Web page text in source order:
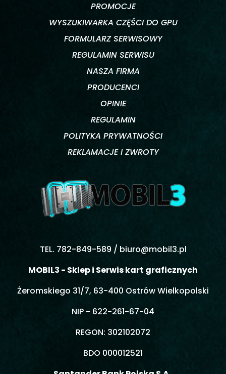
PROMOCJE
WYSZUKIWARKA CZĘŚCI DO GPU
FORMULARZ SERWISOWY
REGULAMIN SERWISU
NASZA FIRMA
PRODUCENCI
OPINIE
REGULAMIN
POLITYKA PRYWATNOŚCI
REKLAMACJE I ZWROTY
TEL. 782-849-589 / biuro@mobil3.pl
MOBIL3 - Sklep i Serwis kart graficznych
Żeromskiego 31/7, 63-400 Ostrów Wielkopolski
NIP - 622-261-67-04
REGON: 302102072
BDO 000012521